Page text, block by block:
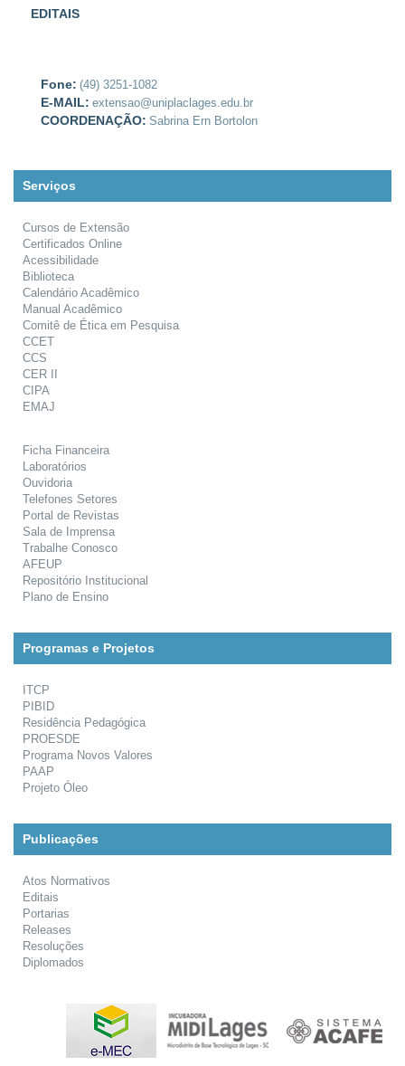
EDITAIS
Fone: (49) 3251-1082
E-MAIL: extensao@uniplaclages.edu.br
COORDENAÇÃO: Sabrina Ern Bortolon
Serviços
Cursos de Extensão
Certificados Online
Acessibilidade
Biblioteca
Calendário Acadêmico
Manual Acadêmico
Comitê de Ética em Pesquisa
CCET
CCS
CER II
CIPA
EMAJ
Ficha Financeira
Laboratórios
Ouvidoria
Telefones Setores
Portal de Revistas
Sala de Imprensa
Trabalhe Conosco
AFEUP
Repositório Institucional
Plano de Ensino
Programas e Projetos
ITCP
PIBID
Residência Pedagógica
PROESDE
Programa Novos Valores
PAAP
Projeto Óleo
Publicações
Atos Normativos
Editais
Portarias
Releases
Resoluções
Diplomados